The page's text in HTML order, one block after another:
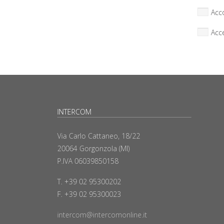
INTERCOM
Via Carlo Cattaneo, 18/22
20064 Gorgonzola (MI)
P.IVA 06039850158
T. +39 02 95300202
F. +39 02 95300023
intercom@intercomonline.it